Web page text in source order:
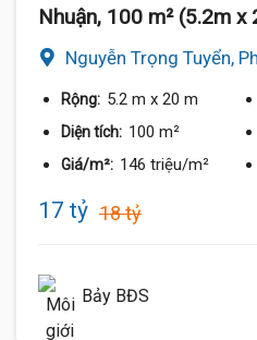
Nhuận, 100 m² (5.2m x
Nguyễn Trọng Tuyển,
Rộng: 5.2 m x 20 m
Diện tích: 100 m²
Giá/m²: 146 triệu/m²
17 tỷ 18 tỷ
Bảy BĐS